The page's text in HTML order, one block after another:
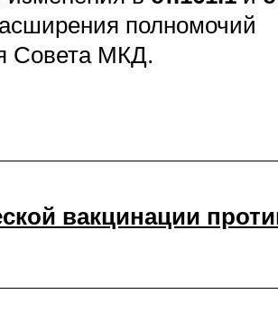
полномочий
Совета МКД.
вакцинации